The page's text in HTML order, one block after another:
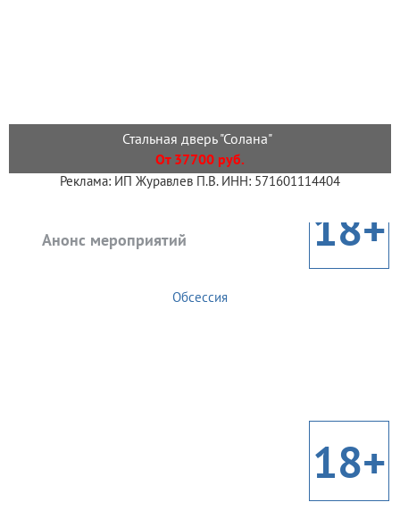
Стальная дверь "Солана"
От 37700 руб.
Реклама: ИП Журавлев П.В. ИНН: 571601114404
Анонс мероприятий 18+
Обсессия
18+